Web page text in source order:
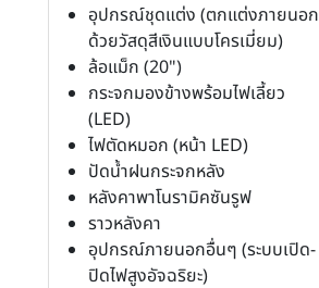
อุปกรณ์ชุดแต่ง (ตกแต่งภายนอก
ด้วยวัสดุสีเงินแบบโครเมี่ยม)
ล้อแม็ก (20")
กระจกมองข้างพร้อมไฟเลี้ยว
(LED)
ไฟตัดหมอก (หน้า LED)
ปัดน้ำฝนกระจกหลัง
หลังคาพาโนรามิคซันรูฟ
ราวหลังคา
อุปกรณ์ภายนอกอื่นๆ (ระบบเปิด-
ปิดไฟสูงอัจฉริยะ)